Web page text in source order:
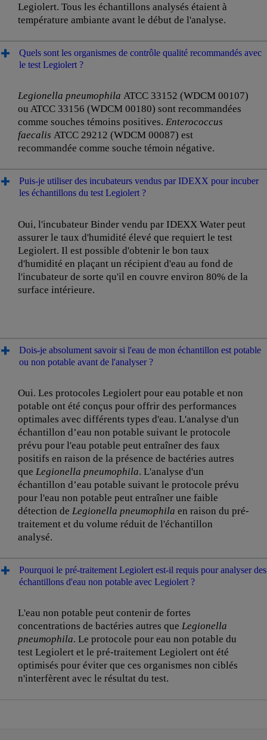
Legiolert. Tous les échantillons analysés étaient à
température ambiante avant le début de l'analyse.
Quels sont les organismes de contrôle qualité recommandés avec
le test Legiolert ?
Legionella pneumophila ATCC 33152 (WDCM 00107)
ou ATCC 33156 (WDCM 00180) sont recommandées
comme souches témoins positives. Enterococcus
faecalis ATCC 29212 (WDCM 00087) est
recommandée comme souche témoin négative.
Puis-je utiliser des incubateurs vendus par IDEXX pour incuber
les échantillons du test Legiolert ?
Oui, l'incubateur Binder vendu par IDEXX Water peut
assurer le taux d'humidité élevé que requiert le test
Legiolert. Il est possible d'obtenir le bon taux
d'humidité en plaçant un récipient d'eau au fond de
l'incubateur de sorte qu'il en couvre environ 80% de la
surface intérieure.
Dois-je absolument savoir si l'eau de mon échantillon est potable
ou non potable avant de l'analyser ?
Oui. Les protocoles Legiolert pour eau potable et non
potable ont été conçus pour offrir des performances
optimales avec différents types d'eau. L'analyse d'un
échantillon d’eau non potable suivant le protocole
prévu pour l'eau potable peut entraîner des faux
positifs en raison de la présence de bactéries autres
que Legionella pneumophila. L'analyse d'un
échantillon d’eau potable suivant le protocole prévu
pour l'eau non potable peut entraîner une faible
détection de Legionella pneumophila en raison du pré-
traitement et du volume réduit de l'échantillon
analysé.
Pourquoi le pré-traitement Legiolert est-il requis pour analyser des
échantillons d'eau non potable avec Legiolert ?
L'eau non potable peut contenir de fortes
concentrations de bactéries autres que Legionella
pneumophila. Le protocole pour eau non potable du
test Legiolert et le pré-traitement Legiolert ont été
optimisés pour éviter que ces organismes non ciblés
n'interfèrent avec le résultat du test.